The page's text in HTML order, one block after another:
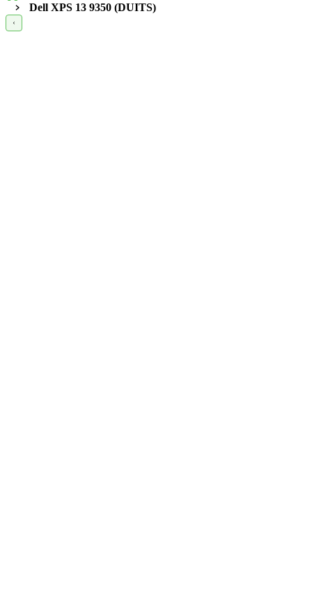
Dell XPS 13 9350 (DUITS)